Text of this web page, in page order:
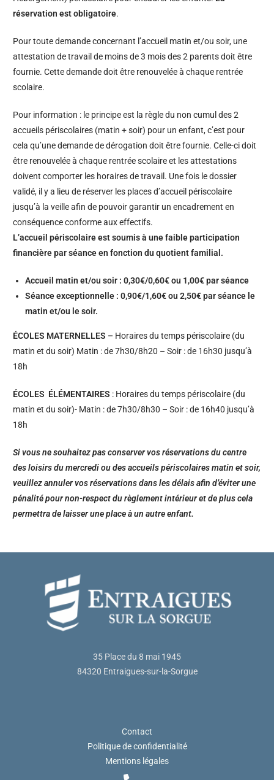
réservation est obligatoire.
Pour toute demande concernant l’accueil matin et/ou soir, une
attestation de travail de moins de 3 mois des 2 parents doit être
fournie. Cette demande doit être renouvelée à chaque rentrée
scolaire.
Pour information : le principe est la règle du non cumul des 2
accueils périscolaires (matin + soir) pour un enfant, c’est pour
cela qu’une demande de dérogation doit être fournie. Celle-ci doit
être renouvelée à chaque rentrée scolaire et les attestations
doivent comporter les horaires de travail. Une fois le dossier
validé, il y a lieu de réserver les places d’accueil périscolaire
jusqu’à la veille afin de pouvoir garantir un encadrement en
conséquence conforme aux effectifs.
L’accueil périscolaire est soumis à une faible participation
financière par séance en fonction du quotient familial.
Accueil matin et/ou soir : 0,30€/0,60€ ou 1,00€ par séance
Séance exceptionnelle : 0,90€/1,60€ ou 2,50€ par séance le
matin et/ou le soir.
ÉCOLES MATERNELLES – Horaires du temps périscolaire (du
matin et du soir) Matin : de 7h30/8h20 – Soir : de 16h30 jusqu’à
18h
ÉCOLES ÉLÉMENTAIRES : Horaires du temps périscolaire (du
matin et du soir)- Matin : de 7h30/8h30 – Soir : de 16h40 jusqu’à
18h
Si vous ne souhaitez pas conserver vos réservations du centre
des loisirs du mercredi ou des accueils périscolaires matin et soir,
veuillez annuler vos réservations dans les délais afin d’éviter une
pénalité pour non-respect du règlement intérieur et de plus cela
permettra de laisser une place à un autre enfant.
35 Place du 8 mai 1945
84320 Entraigues-sur-la-Sorgue
Contact
Politique de confidentialité
Mentions légales